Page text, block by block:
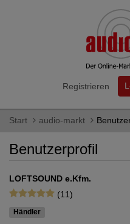
Registrieren
Start audio-markt
Benutzerprofil
LOFTSOUND e.Kfm.
(11)
Händler